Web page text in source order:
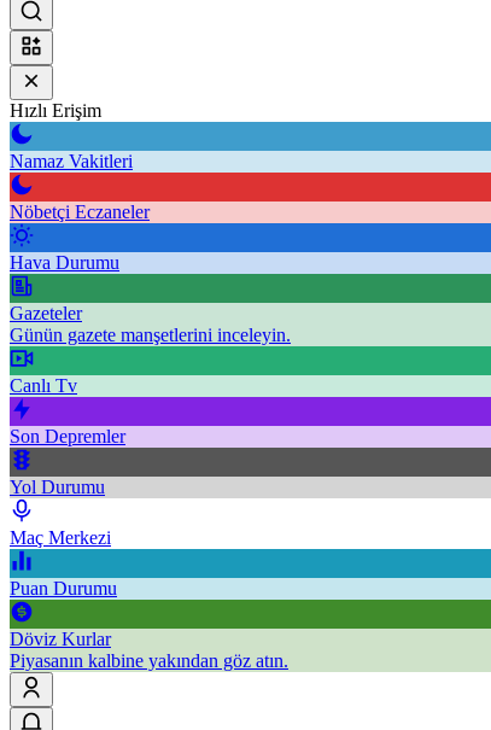
Hızlı Erişim
Namaz Vakitleri
Nöbetçi Eczaneler
Hava Durumu
Gazeteler
Günün gazete manşetlerini inceleyin.
Canlı Tv
Son Depremler
Yol Durumu
Maç Merkezi
Puan Durumu
Döviz Kurlar
Piyasanın kalbine yakından göz atın.